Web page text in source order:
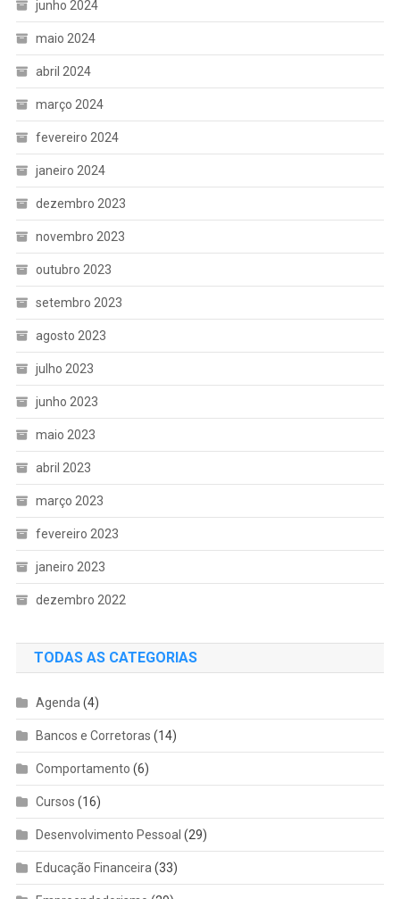
junho 2024
maio 2024
abril 2024
março 2024
fevereiro 2024
janeiro 2024
dezembro 2023
novembro 2023
outubro 2023
setembro 2023
agosto 2023
julho 2023
junho 2023
maio 2023
abril 2023
março 2023
fevereiro 2023
janeiro 2023
dezembro 2022
TODAS AS CATEGORIAS
Agenda (4)
Bancos e Corretoras (14)
Comportamento (6)
Cursos (16)
Desenvolvimento Pessoal (29)
Educação Financeira (33)